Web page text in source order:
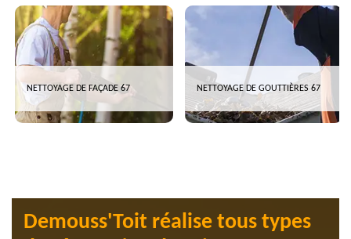
NETTOYAGE DE FAÇADE 67 NETTOYAGE DE GOUTTIÈRES 67
Demouss'Toit réalise tous types